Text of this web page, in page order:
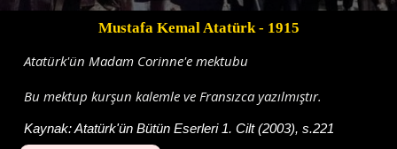
Mustafa Kemal Atatürk- 1915
Atatürk'ün Madam Corinne'e mektubu
Bu mektup kurşun kalemle ve Fransızca yazılmıştır.
Kaynak:Atatürk'ün Bütün Eserleri 1. Cilt (2003), s.221